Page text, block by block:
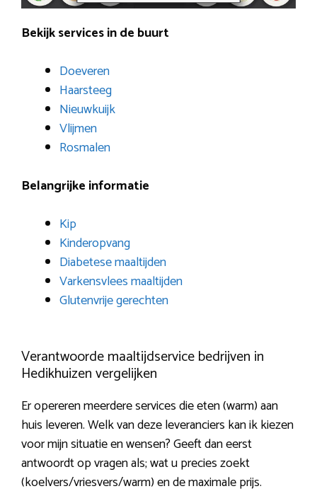
Bekijk services in de buurt
Doeveren
Haarsteeg
Nieuwkuijk
Vlijmen
Rosmalen
Belangrijke informatie
Kip
Kinderopvang
Diabetese maaltijden
Varkensvlees maaltijden
Glutenvrije gerechten
Verantwoorde maaltijdservice bedrijven in
Hedikhuizen vergelijken
Er opereren meerdere services die eten (warm) aan
huis leveren. Welk van deze leveranciers kan ik kiezen
voor mijn situatie en wensen? Geeft dan eerst
antwoordt op vragen als; wat u precies zoekt
(koelvers/vriesvers/warm) en de maximale prijs.